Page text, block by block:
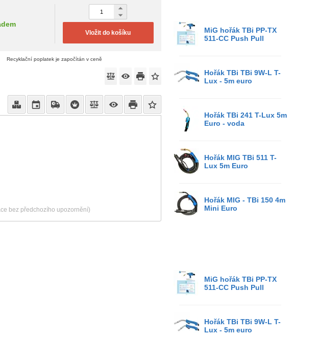
MiG hořák TBi PP-TX
511-CC Push Pull
Hořák TBi TBi 9W-L T-
Lux - 5m euro
Hořák TBi 241 T-Lux 5m
Euro - voda
Hořák MIG TBi 511 T-
Lux 5m Euro
Hořák MIG - TBi 150 4m
Mini Euro
MiG hořák TBi PP-TX
511-CC Push Pull
Hořák TBi TBi 9W-L T-
Lux - 5m euro
Vložit do košíku
Recyklační poplatek je započítán v ceně
bez předchozího upozornění)